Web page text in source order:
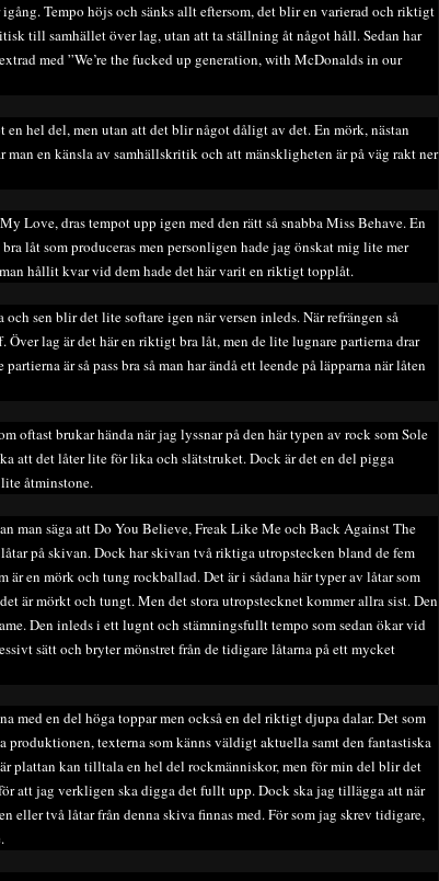
Tempo höjs och sänks allt eftersom, det blir en varierad och riktigt
till samhället över lag, utan att ta ställning åt något håll. Sedan har
med ”We’re the fucked up generation, with McDonalds in our
hel del, men utan att det blir något dåligt av det. En mörk, nästan
en känsla av samhällskritik och att mänskligheten är på väg rakt ner
Love, dras tempot upp igen med den rätt så snabba Miss Behave. En
låt som produceras men personligen hade jag önskat mig lite mer
hållit kvar vid dem hade det här varit en riktigt topplåt.
sen blir det lite softare igen när versen inleds. När refrängen så
lag är det här en riktigt bra låt, men de lite lugnare partierna drar
är så pass bra så man har ändå ett leende på läpparna när låten
oftast brukar hända när jag lyssnar på den här typen av rock som Sole
att det låter lite för lika och slätstruket. Dock är det en del pigga
åtminstone.
man säga att Do You Believe, Freak Like Me och Back Against The
på skivan. Dock har skivan två riktiga utropstecken bland de fem
är en mörk och tung rockballad. Det är i sådana här typer av låtar som
är mörkt och tungt. Men det stora utropstecknet kommer allra sist. Den
Den inleds i ett lugnt och stämningsfullt tempo som sedan ökar vid
sätt och bryter mönstret från de tidigare låtarna på ett mycket
med en del höga toppar men också en del riktigt djupa dalar. Det som
produktionen, texterna som känns väldigt aktuella samt den fantastiska
plattan kan tilltala en hel del rockmänniskor, men för min del blir det
att jag verkligen ska digga det fullt upp. Dock ska jag tillägga att när
eller två låtar från denna skiva finnas med. För som jag skrev tidigare,